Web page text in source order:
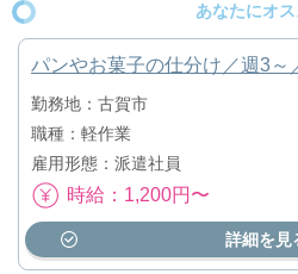
あなたにオ
パンやお菓子の仕分け／週3～
勤務地：古賀市
職種：軽作業
雇用形態：派遣社員
時給：1,200円〜
詳細を見